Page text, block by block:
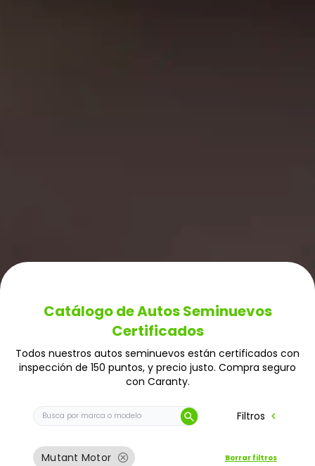
Catálogo de Autos Seminuevos
Certificados
Todos nuestros autos seminuevos están certificados con
inspección de 150 puntos, y precio justo. Compra seguro
con Caranty.
Buscar auto por marca o modelo
search Filtros chevron_left
Mutant Motor cancel Borrar filtros